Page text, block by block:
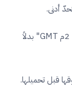
"الأربعاء 22 مايو · 2م GMT" بدلاً
قبل تحميلها.